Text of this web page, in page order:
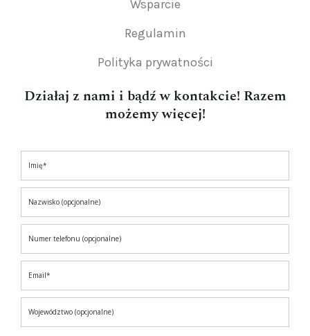
Wsparcie
Regulamin
Polityka prywatności
Działaj z nami i bądź w kontakcie! Razem
możemy więcej!